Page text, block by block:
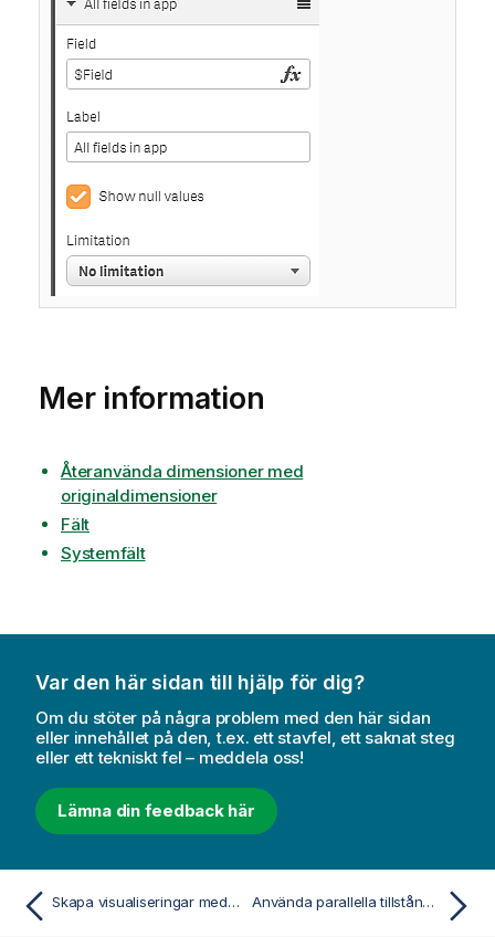
Mer information
Återanvända dimensioner med
originaldimensioner
Fält
Systemfält
Var den här sidan till hjälp för dig?
Om du stöter på några problem med den här sidan
eller innehållet på den, t.ex. ett stavfel, ett saknat steg
eller ett tekniskt fel – meddela oss!
Lämna din feedback här
Skapa visualiseringar med diagramförslag från Insight Advisor Använda parallella tillstånd för jämförande analys